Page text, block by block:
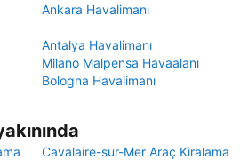
Ankara Havalimanı
Antalya Havalimanı
Milano Malpensa Havaalanı
Bologna Havalimanı
Cavalaire-sur-Mer Araç Kiralama